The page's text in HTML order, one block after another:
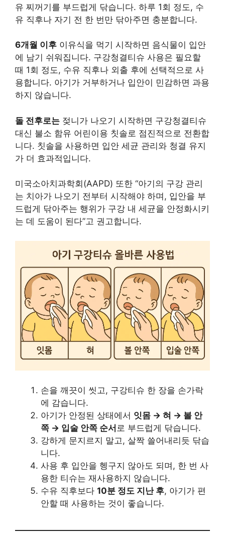
유 찌꺼기를 부드럽게 닦습니다. 하루 1회 정도, 수
유 직후나 자기 전 한 번만 닦아주면 충분합니다.
6개월 이후 이유식을 먹기 시작하면 음식물이 입안
에 남기 쉬워집니다. 구강청결티슈 사용은 필요할
때 1회 정도, 수유 직후나 외출 후에 선택적으로 사
용합니다. 아기가 거부하거나 입안이 민감하면 과용
하지 않습니다.
돌 전후로는 젖니가 나오기 시작하면 구강청결티슈
대신 불소 함유 어린이용 칫솔로 점진적으로 전환합
니다. 칫솔을 사용하면 입안 세균 관리와 청결 유지
가 더 효과적입니다.
미국소아치과학회(AAPD) 또한 “아기의 구강 관리
는 치아가 나오기 전부터 시작해야 하며, 입안을 부
드럽게 닦아주는 행위가 구강 내 세균을 안정화시키
는 데 도움이 된다”고 권고합니다.
손을 깨끗이 씻고, 구강티슈 한 장을 손가락
에 감습니다.
아기가 안정된 상태에서 잇몸 → 혀 → 볼 안
쪽 → 입술 안쪽 순서 로 부드럽게 닦습니다.
강하게 문지르지 말고, 살짝 쓸어내리듯 닦습
니다.
사용 후 입안을 헹구지 않아도 되며, 한 번 사
용한 티슈는 재사용하지 않습니다.
수유 직후보다 10분 정도 지난 후, 아기가 편
안할 때 사용하는 것이 좋습니다.